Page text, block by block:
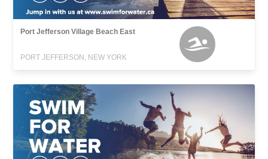
Port Jefferson Village Beach East
PORT JEFFERSON, NEW YORK